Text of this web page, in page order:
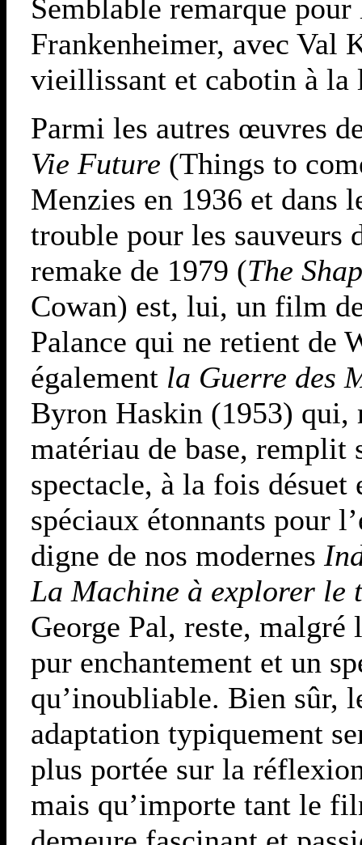
Semblable remarque
Frankenheimer, avec Val
vieillissant et cabotin à la
Parmi les autres œuvres
Vie Future (Things to
Menzies en 1936 et dans
trouble pour les sauveurs
remake de 1979 (The
Cowan) est, lui, un film
Palance qui ne retient de
également la Guerre des
Byron Haskin (1953) qui,
matériau de base, remplit
spectacle, à la fois
spéciaux étonnants pour
digne de nos modernes
La Machine à explorer le
George Pal, reste,
pur enchantement et un
qu’inoubliable. Bien sûr,
adaptation typiquement
plus portée sur la
mais qu’importe tant le